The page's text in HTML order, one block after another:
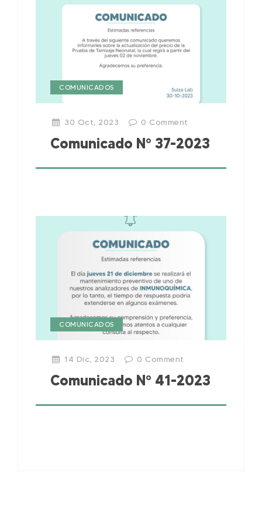
COMUNICADOS
30 Oct, 2023 0 Comment
Comunicado N° 37-2023
COMUNICADOS
14 Dic, 2023 0 Comment
Comunicado N° 41-2023